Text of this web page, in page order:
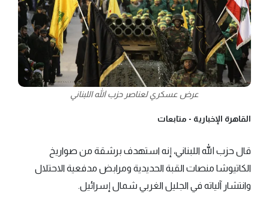
عرض عسكري لعناصر حزب الله اللبناني
القاهرة الإخبارية - متابعات
قال حزب الله اللبناني، إنه استهدف برشقة من صواريخ
الكاتيوشا منصات القبة الحديدية ومرابض مدفعية الاحتلال
وانتشار آلياته في الجليل الغربي شمال إسرائيل.